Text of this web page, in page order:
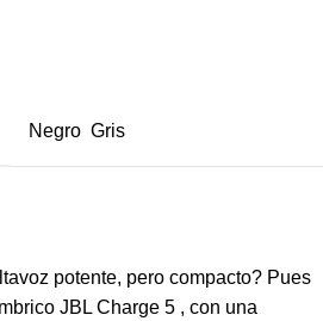
Negro Gris
potente, pero compacto? Pues
JBL Charge 5 , con una